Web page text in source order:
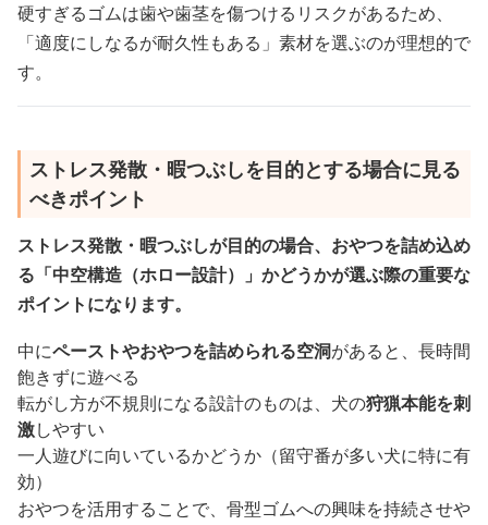
硬すぎるゴムは歯や歯茎を傷つけるリスクがあるため、
「適度にしなるが耐久性もある」素材を選ぶのが理想的で
す。
ストレス発散・暇つぶしを目的とする場合に見る
べきポイント
ストレス発散・暇つぶしが目的の場合、おやつを詰め込め
る「中空構造（ホロー設計）」かどうかが選ぶ際の重要な
ポイントになります。
中にペーストやおやつを詰められる空洞があると、長時間
飽きずに遊べる
転がし方が不規則になる設計のものは、犬の狩猟本能を刺
激しやすい
一人遊びに向いているかどうか（留守番が多い犬に特に有
効）
おやつを活用することで、骨型ゴムへの興味を持続させや